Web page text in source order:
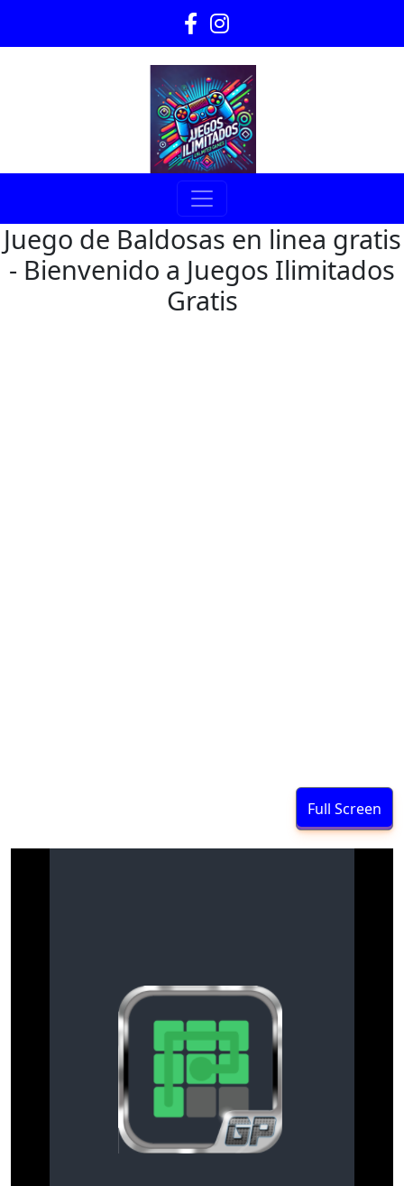
Juego de Baldosas en linea gratis
- Bienvenido a Juegos Ilimitados
Gratis
Full Screen